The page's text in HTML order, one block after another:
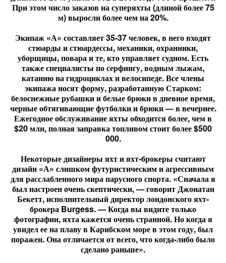
При этом число заказов на суперяхты (длиной более 75
м) выросли более чем на 20%.
Экипаж «А» составляет 35-37 человек, в него входят
стюарды и стюардессы, механики, охранники,
уборщицы, повара и те, кто управляет судном. Есть
также специалисты по серфингу, водным лыжам,
катанию на гидроциклах и велосипеде. Все члены
экипажа носят форму, разработанную Старком:
белоснежные рубашки и белые брюки в дневное время,
черные обтягивающие футболки и брюки — в вечернее.
Ежегодное обслуживание яхты обходится более, чем в
$20 млн, полная заправка топливом стоит более $500
000.
Некоторые дизайнеры яхт и яхт-брокеры считают
дизайн «А» слишком футуристическим и агрессивным
для расслабленного мира парусного спорта. «Сначала я
был настроен очень скептически, — говорит Джонатан
Бекетт, исполнительный директор лондонского яхт-
брокера Burgess. — Когда вы видите только
фотографии, яхта кажется очень странной. Но когда я
увидел ее на плаву в Карибском море в этом году, был
поражен. Она отличается от всего, что когда-либо было
сделано раньше».